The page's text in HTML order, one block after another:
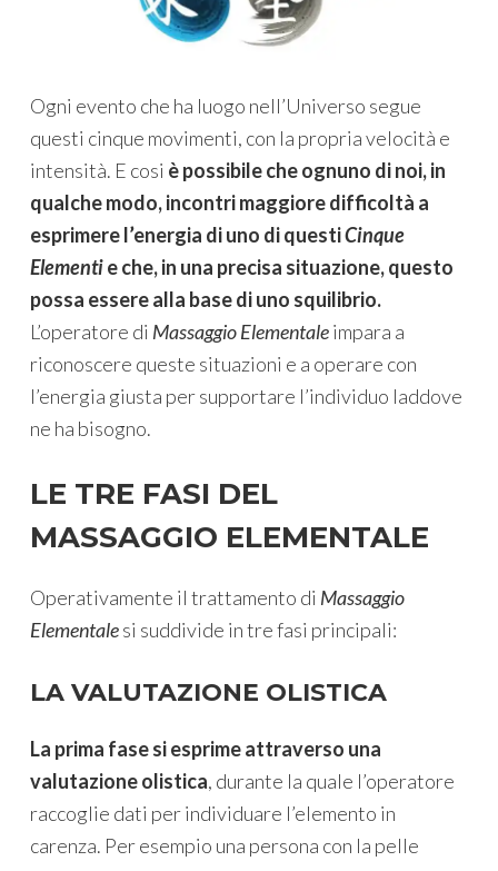
Ogni evento che ha luogo nell’Universo segue
questi cinque movimenti, con la propria velocità e
intensità. E cosi è possibile che ognuno di noi, in
qualche modo, incontri maggiore difficoltà a
esprimere l’energia di uno di questiCinque
Elementie che, in una precisa situazione, questo
possa essere alla base di uno squilibrio.
L’operatore di Massaggio Elementaleimpara a
riconoscere queste situazioni e a operare con
l’energia giusta per supportare l’individuo laddove
ne ha bisogno.
LE TRE FASI DEL
MASSAGGIO ELEMENTALE
Operativamente il trattamento di Massaggio
Elementalesi suddivide in tre fasi principali:
LA VALUTAZIONE OLISTICA
La prima fase si esprime attraverso una
valutazione olistica, durante la quale l’operatore
raccoglie dati per individuare l’elemento in
carenza. Per esempio una persona con la pelle